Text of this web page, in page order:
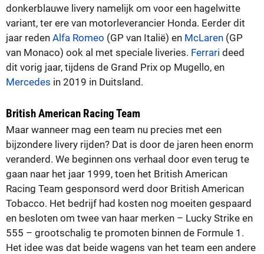
donkerblauwe livery namelijk om voor een hagelwitte
variant, ter ere van motorleverancier Honda. Eerder dit
jaar reden Alfa Romeo (GP van Italië) en McLaren (GP
van Monaco) ook al met speciale liveries. Ferrari deed
dit vorig jaar, tijdens de Grand Prix op Mugello, en
Mercedes in 2019 in Duitsland.
British American Racing Team
Maar wanneer mag een team nu precies met een
bijzondere livery rijden? Dat is door de jaren heen enorm
veranderd. We beginnen ons verhaal door even terug te
gaan naar het jaar 1999, toen het British American
Racing Team gesponsord werd door British American
Tobacco. Het bedrijf had kosten nog moeiten gespaard
en besloten om twee van haar merken – Lucky Strike en
555 – grootschalig te promoten binnen de Formule 1.
Het idee was dat beide wagens van het team een andere